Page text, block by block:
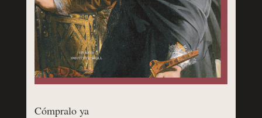
Cómpralo ya